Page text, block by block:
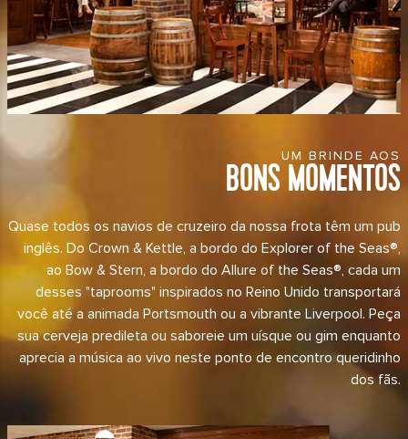
UM BRINDE AOS
BONS MOMENTOS
Quase todos os navios de cruzeiro da nossa frota têm um pub
inglês. Do Crown & Kettle, a bordo do Explorer of the Seas®,
ao Bow & Stern, a bordo do Allure of the Seas®, cada um
desses "taprooms" inspirados no Reino Unido transportará
você até a animada Portsmouth ou a vibrante Liverpool. Peça
sua cerveja predileta ou saboreie um uísque ou gim enquanto
aprecia a música ao vivo neste ponto de encontro queridinho
dos fãs.